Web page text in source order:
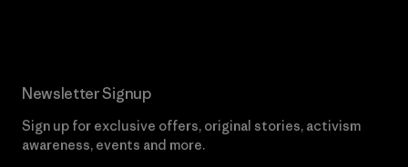
Newsletter Signup
Sign up for exclusive offers, original stories, activism
awareness, events and more.